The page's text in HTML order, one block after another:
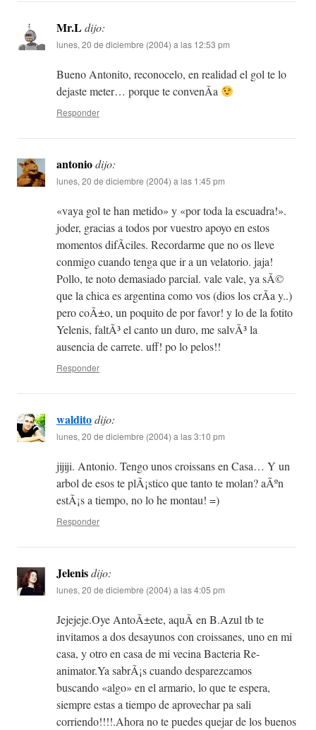
Mr.Ldijo:
lunes, 20 de diciembre (2004) a las 12:53 pm
Bueno Antonito, reconocelo, en realidad el gol te lo
dejaste meter… porque te convenÃ­a
Responder
antoniodijo:
lunes, 20 de diciembre (2004) a las 1:45 pm
«vaya gol te han metido» y «por toda la escuadra!».
joder, gracias a todos por vuestro apoyo en estos
momentos difÃ­ciles. Recordarme que no os lleve
conmigo cuando tenga que ir a un velatorio. jaja!
Pollo, te noto demasiado parcial. vale vale, ya sÃ©
que la chica es argentina como vos (dios los crÃ­a y..)
pero coÃ±o, un poquito de por favor! y lo de la fotito
Yelenis, faltÃ³ el canto un duro, me salvÃ³ la
ausencia de carrete. uff! po lo pelos!!
Responder
walditodijo:
lunes, 20 de diciembre (2004) a las 3:10 pm
jijiji. Antonio. Tengo unos croissans en Casa… Y un
arbol de esos te plÃ¡stico que tanto te molan? aÃºn
estÃ¡s a tiempo, no lo he montau! =)
Responder
Jelenisdijo:
lunes, 20 de diciembre (2004) a las 4:05 pm
Jejejeje.Oye AntoÃ±ete, aquÃ­ en B.Azul tb te
invitamos a dos desayunos con croissanes, uno en mi
casa, y otro en casa de mi vecina Bacteria Re-
animator.Ya sabrÃ¡s cuando desparezcamos
buscando «algo» en el armario, lo que te espera,
siempre estas a tiempo de aprovechar pa sali
corriendo!!!!.Ahora no te puedes quejar de los buenos